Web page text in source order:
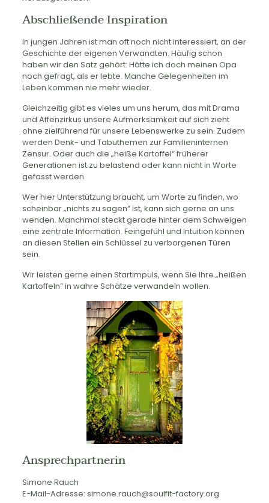
Abschließende Inspiration
In jungen Jahren ist man oft noch nicht interessiert, an der
Geschichte der eigenen Verwandten. Häufig schon
haben wir den Satz gehört: Hätte ich doch meinen Opa
noch gefragt, als er lebte. Manche Gelegenheiten im
Leben kommen nie mehr wieder.
Gleichzeitig gibt es vieles um uns herum, das mit Drama
und Affenzirkus unsere Aufmerksamkeit auf sich zieht
ohne zielführend für unsere Lebenswerke zu sein. Zudem
werden Denk- und Tabuthemen zur Familieninternen
Zensur. Oder auch die „heiße Kartoffel“ früherer
Generationen ist zu belastend oder kann nicht in Worte
gefasst werden.
Wer hier Unterstützung braucht, um Worte zu finden, wo
scheinbar „nichts zu sagen“ ist, kann sich gerne an uns
wenden. Manchmal steckt gerade hinter dem Schweigen
eine zentrale Information. Feingefühl und Intuition können
an diesen Stellen ein Schlüssel zu verborgenen Türen
sein.
Wir leisten gerne einen Startimpuls, wenn Sie Ihre „heißen
Kartoffeln“ in wahre Schätze verwandeln wollen.
Ansprechpartnerin
Simone Rauch
E-Mail-Adresse: simone.rauch@soulfit-factory.org